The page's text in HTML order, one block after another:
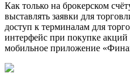
Как только на брокерском
выставлять заявки для
доступ к терминалам для
интерфейс при покупке акций
мобильное приложение